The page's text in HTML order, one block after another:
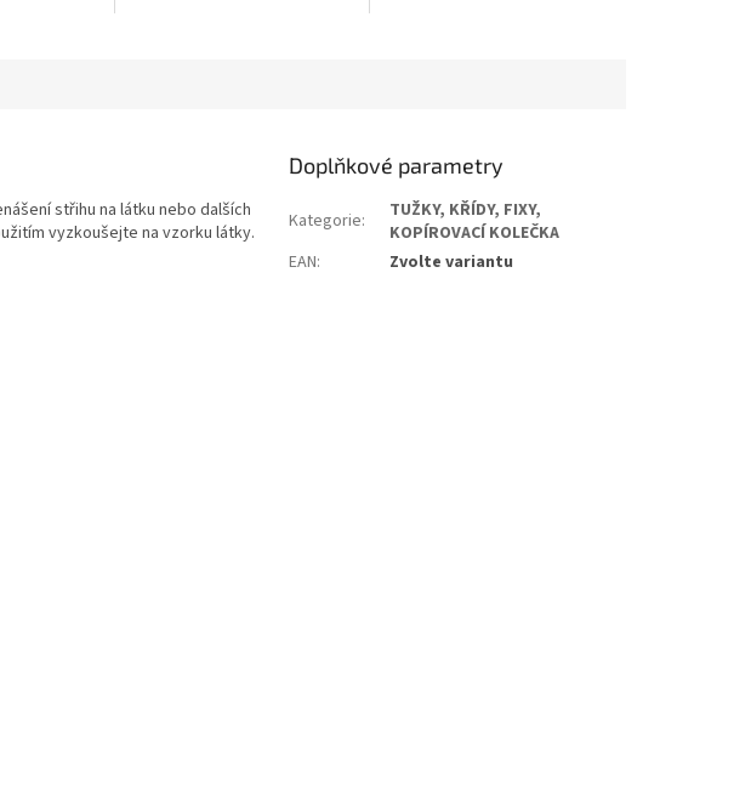
střihu na látku nebo dalších
vyzkoušejte na vzorku látky.
Doplňkové parametry
Kategorie:
TUŽKY, KŘÍDY, FIXY,
KOPÍROVACÍ KOLEČKA
EAN: Zvolte variantu